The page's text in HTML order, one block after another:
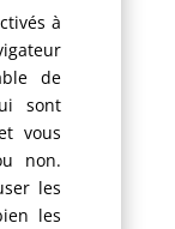
à
de
sont
vous
non.
les
les